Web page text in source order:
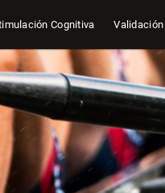
Cognitiva